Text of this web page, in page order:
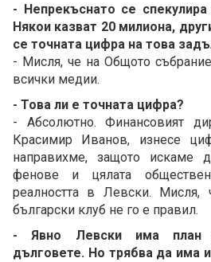
- Непрекъснато се
Някои казват 20 милиона,
се точната цифра на това
- Мисля, че на Общото
всички медии.
- Това ли е точната цифра?
- Абсолютно. Финансовият
Красимир Иванов, изнесе
направихме, защото искаме
фенове и цялата
реалността в Левски. Мисля,
български клуб не го е правил.
- Явно Левски има план
дълговете. Но трябва да има